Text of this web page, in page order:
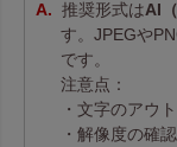
推奨形式はAI
す。JPEGや
です。
注意点：
・文字のアウ
・解像度の確